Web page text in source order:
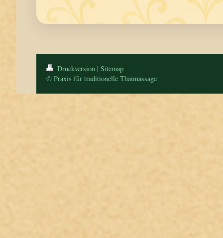
Druckversion | Sitemap
© Praxis für traditionelle Thaimassage